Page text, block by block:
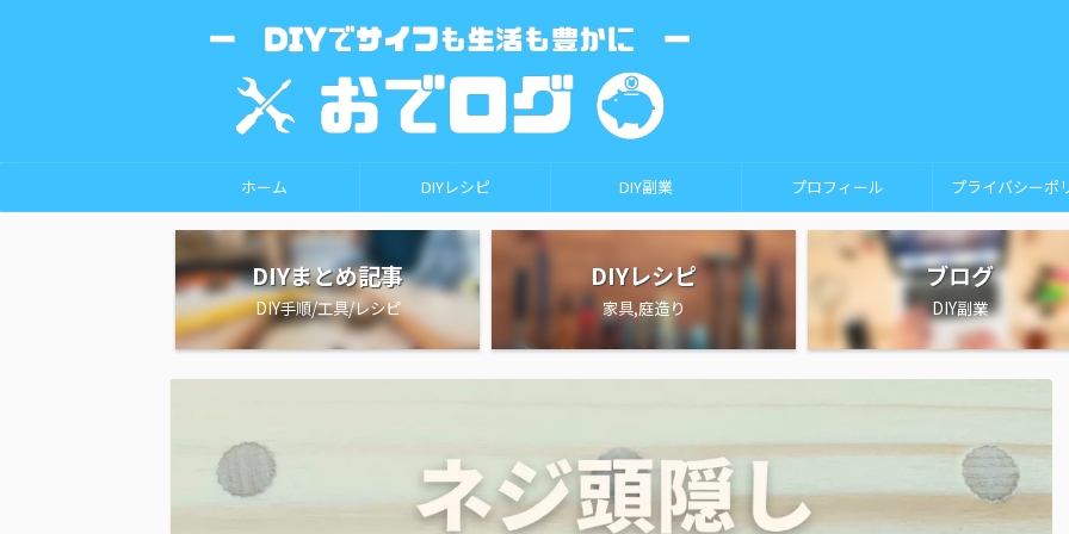
ホーム DIYレシピ DIY副業 プロフィール プライバシーポ
DIYまとめ記事
DIY手順/工具/レシピ
DIYレシピ
家具,庭造り
ブログ
DIY副業